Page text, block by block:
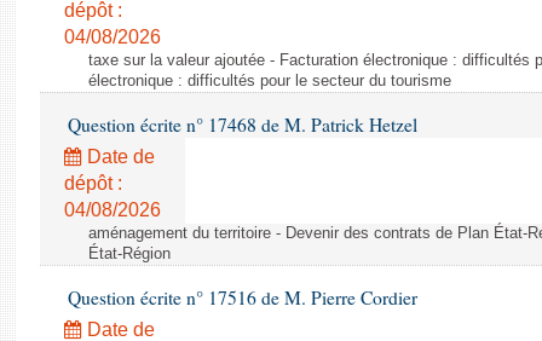
dépôt :
04/08/2026
taxe sur la valeur ajoutée - Facturation électronique : difficultés
électronique : difficultés pour le secteur du tourisme
Question écrite n° 17468 de M. Patrick Hetzel
Date de
dépôt :
04/08/2026
aménagement du territoire - Devenir des contrats de Plan État-
État-Région
Question écrite n° 17516 de M. Pierre Cordier
Date de